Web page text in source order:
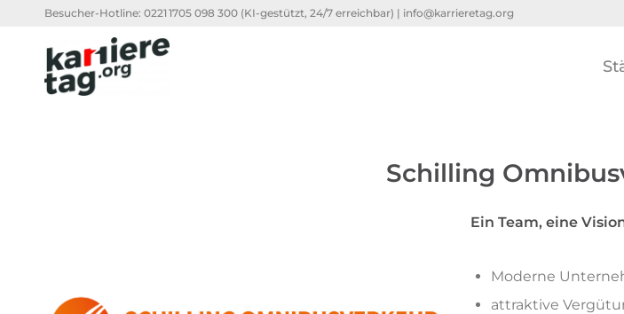
Besucher-Hotline: 0221 1705 098 300 (KI-gestützt, 24/7 erreichbar) | info@karrieretag.org
Schilling
Ein Team, eine
Moderne
attraktive